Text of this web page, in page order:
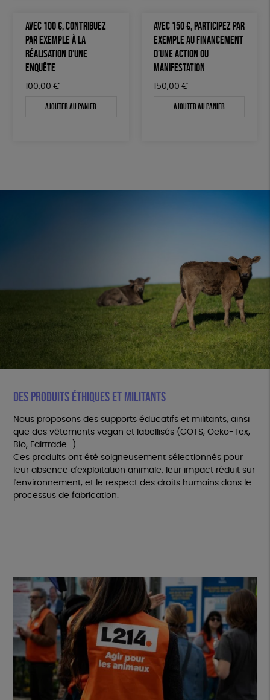
AVEC 100 €, CONTRIBUEZ
PAR EXEMPLE À LA
RÉALISATION D’UNE
ENQUÊTE
100,00 €
Ajouter au panier
AVEC 150 €, PARTICIPEZ PAR
EXEMPLE AU FINANCEMENT
D’UNE ACTION OU
MANIFESTATION
150,00 €
Ajouter au panier
DES PRODUITS ÉTHIQUES ET MILITANTS
Nous proposons des supports éducatifs et militants, ainsi
que des vêtements vegan et labellisés (GOTS, Oeko-Tex,
Bio, Fairtrade...).
Ces produits ont été soigneusement sélectionnés pour
leur absence d'exploitation animale, leur impact réduit sur
l'environnement, et le respect des droits humains dans le
processus de fabrication.